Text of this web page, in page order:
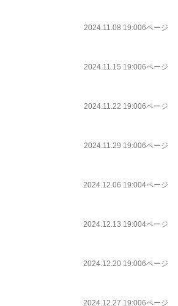
2024.11.08 19:006ページ
2024.11.15 19:006ページ
2024.11.22 19:006ページ
2024.11.29 19:006ページ
2024.12.06 19:004ページ
2024.12.13 19:004ページ
2024.12.20 19:006ページ
2024.12.27 19:006ページ